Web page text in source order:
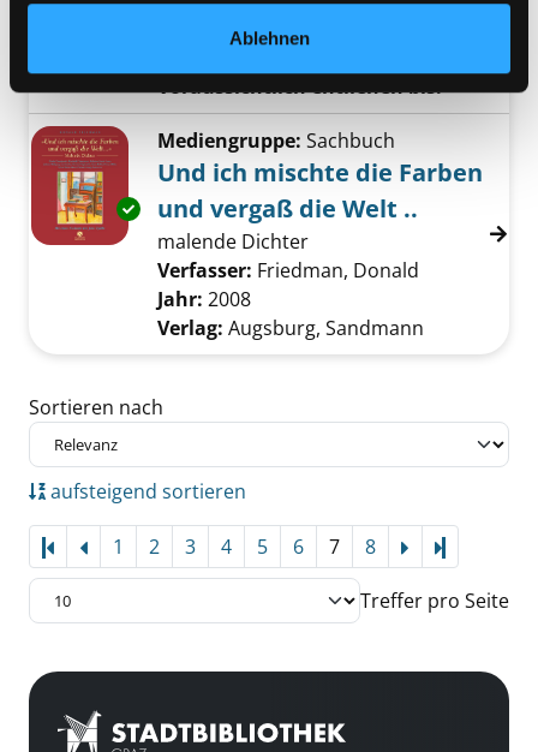
Ablehnen
Buchgesellschaft
Voraussichtlich entliehen bis:
Exemplar-Details von Und ich mischte die
Mediengruppe: Sachbuch
Und ich mischte die Farben
und vergaß die Welt ..
malende Dichter
Verfasser: Friedman, Donald
Jahr: 2008
Verlag: Augsburg, Sandmann
Zu den Suchfiltern springen
Sortieren nach
aufsteigend sortieren
1 2 3 4 5 6 7 8
Treffer pro Seite